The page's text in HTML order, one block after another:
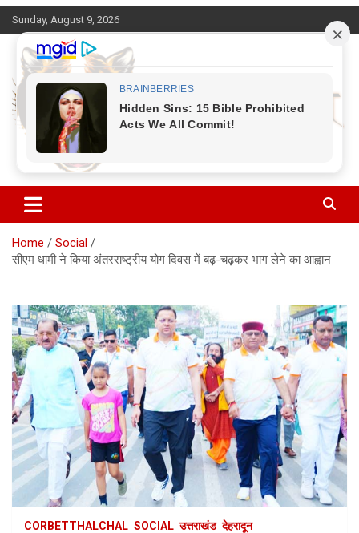
Skip
to
content
Sunday, August 9, 2026
Corbett Halchal (कॉर्बेट हलचल)
Home
Social
सीएम धामी ने किया अंतरराष्ट्रीय योग दिवस में बढ़-चढ़कर भाग लेने का आह्वान
CORBETTHALCHAL SOCIAL उत्तराखंड देहरादून